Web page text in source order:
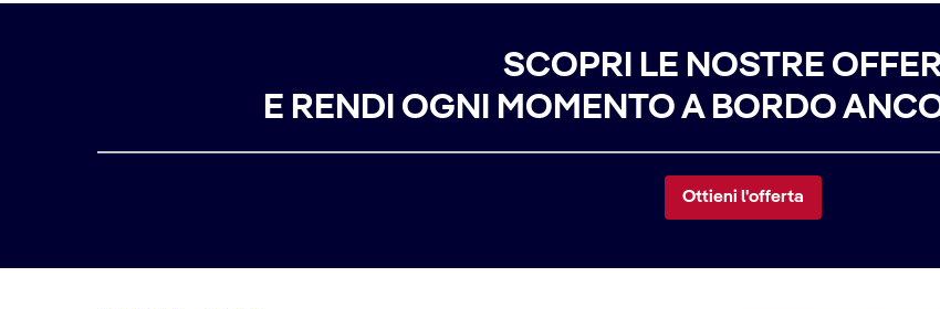
SCOPRI LE NOSTRE
E RENDI OGNI MOMENTO A BORDO
Ottieni l'offerta